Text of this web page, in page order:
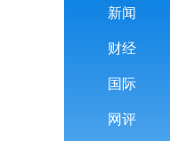
新闻
财经
国际
网评